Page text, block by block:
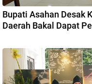
Bupati Asahan Desak
Daerah Bakal Dapat